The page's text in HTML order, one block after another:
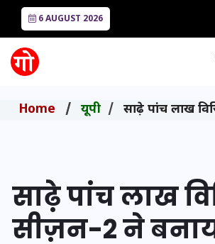
6 AUGUST 2026
Home यूपी साढ़े पांच लाख
साढ़े पांच लाख
सीज़न-2 ने